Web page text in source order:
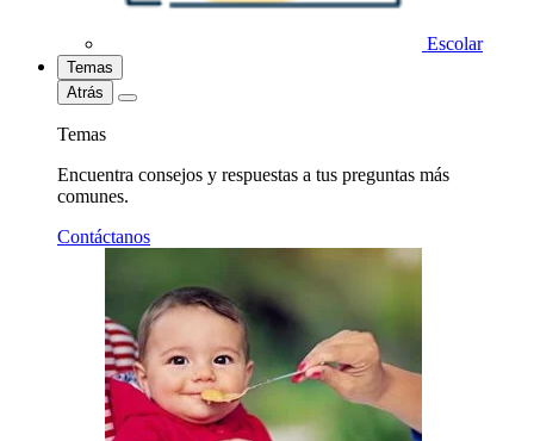
Escolar
Temas
Atrás
Temas
Encuentra consejos y respuestas a tus preguntas más
comunes.
Contáctanos